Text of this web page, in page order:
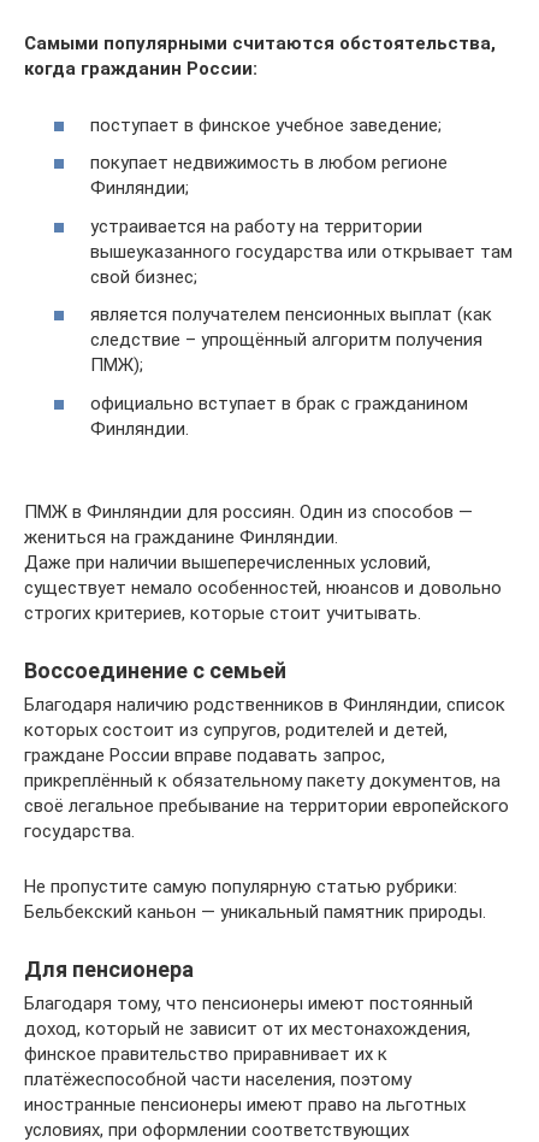
Самыми популярными считаются обстоятельства,
когда гражданин России:
поступает в финское учебное заведение;
покупает недвижимость в любом регионе
Финляндии;
устраивается на работу на территории
вышеуказанного государства или открывает там
свой бизнес;
является получателем пенсионных выплат (как
следствие – упрощённый алгоритм получения
ПМЖ);
официально вступает в брак с гражданином
Финляндии.
ПМЖ в Финляндии для россиян. Один из способов —
жениться на гражданине Финляндии.
Даже при наличии вышеперечисленных условий,
существует немало особенностей, нюансов и довольно
строгих критериев, которые стоит учитывать.
Воссоединение с семьей
Благодаря наличию родственников в Финляндии, список
которых состоит из супругов, родителей и детей,
граждане России вправе подавать запрос,
прикреплённый к обязательному пакету документов, на
своё легальное пребывание на территории европейского
государства.
Не пропустите самую популярную статью рубрики:
Бельбекский каньон — уникальный памятник природы.
Для пенсионера
Благодаря тому, что пенсионеры имеют постоянный
доход, который не зависит от их местонахождения,
финское правительство приравнивает их к
платёжеспособной части населения, поэтому
иностранные пенсионеры имеют право на льготных
условиях, при оформлении соответствующих